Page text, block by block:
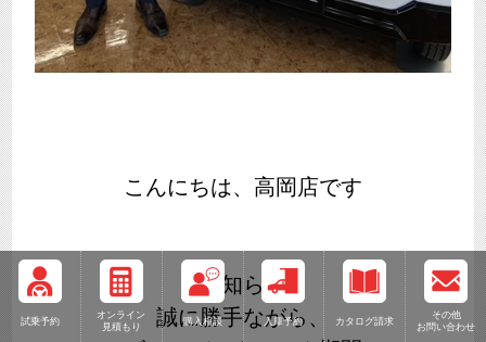
試乗予約
オンライン
見積もり
購入相談 入庫予約 カタログ請求
その他
お問い合わせ
こんにちは、高岡店です
～お知らせ～
誠に勝手ながら、